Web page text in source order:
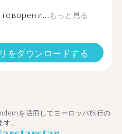
もっと見る
をダウンロードする
を活用してヨーロッパ旅行の
。